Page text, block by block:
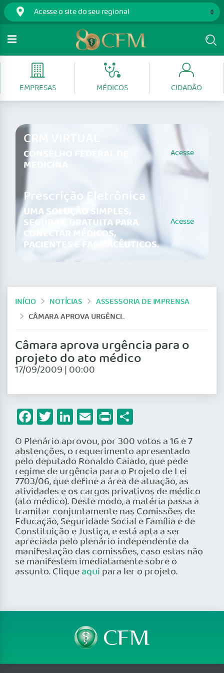
EMPRESAS MÉDICOS CIDADÃO
CRM VIRTUAL
CONSELHO FEDERAL DE
MEDICINA
Acesse
Prescrição Eletrônica
UMA SOLUÇÃO SIMPLES,
SEGURA E GRATUITA PARA
CONECTAR MÉDICOS,
PACIENTES E FARMACÊUTICOS.
Acesse
INÍCIO NOTÍCIAS
ASSESSORIA DE IMPRENSA
CÂMARA APROVA URGÊNCIA PARA O PROJETO DO ATO MÉDICO
Câmara aprova urgência para o
projeto do ato médico
17/09/2009 | 00:00
Facebook
Twitter
LinkedIn
Email
Print
O Plenário aprovou, por 300 votos a 16 e 7
abstenções, o requerimento apresentado
pelo deputado Ronaldo Caiado, que pede
regime de urgência para o Projeto de Lei
7703/06, que define a área de atuação, as
atividades e os cargos privativos de médico
(ato médico). Deste modo, a matéria passa a
tramitar conjuntamente nas Comissões de
Educação, Seguridade Social e Família e de
Constituição e Justiça, e está apta a ser
apreciada pelo plenário independente da
manifestação das comissões, caso estas não
se manifestem imediatamente sobre o
assunto. Cliqueaqui para ler o projeto.